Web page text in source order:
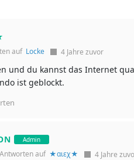
auf Locke 4 Jahre zuvor
und du kannst das Internet
ist geblockt.
Admin
Antworten auf ★αιεχ★ 4 Jahre